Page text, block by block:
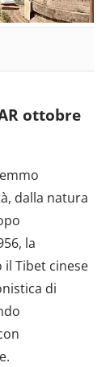
ottobre
dalla natura
la
il Tibet cinese
di